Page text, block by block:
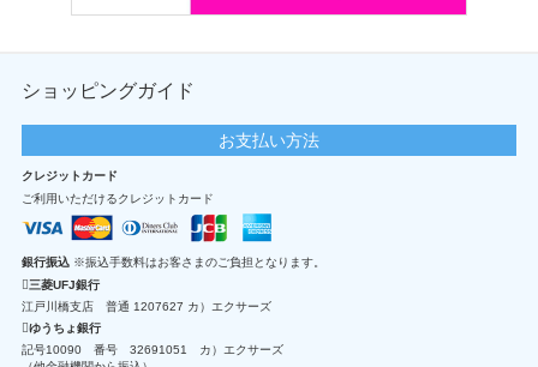
ショッピングガイド
お支払い方法
クレジットカード
ご利用いただけるクレジットカード
銀行振込 ※振込手数料はお客さまのご負担となります。
三菱UFJ銀行
江戸川橋支店 普通 1207627 カ）エクサーズ
ゆうちょ銀行
記号10090 番号 32691051 カ）エクサーズ